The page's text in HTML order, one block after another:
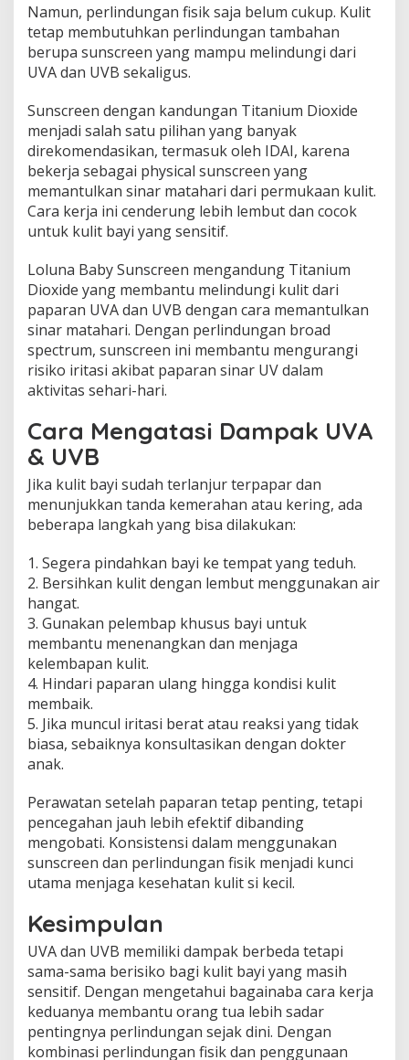
Namun, perlindungan fisik saja belum cukup. Kulit
tetap membutuhkan perlindungan tambahan
berupa sunscreen yang mampu melindungi dari
UVA dan UVB sekaligus.
Sunscreen dengan kandungan Titanium Dioxide
menjadi salah satu pilihan yang banyak
direkomendasikan, termasuk oleh IDAI, karena
bekerja sebagai physical sunscreen yang
memantulkan sinar matahari dari permukaan kulit.
Cara kerja ini cenderung lebih lembut dan cocok
untuk kulit bayi yang sensitif.
Loluna Baby Sunscreen mengandung Titanium
Dioxide yang membantu melindungi kulit dari
paparan UVA dan UVB dengan cara memantulkan
sinar matahari. Dengan perlindungan broad
spectrum, sunscreen ini membantu mengurangi
risiko iritasi akibat paparan sinar UV dalam
aktivitas sehari-hari.
Cara Mengatasi Dampak UVA
& UVB
Jika kulit bayi sudah terlanjur terpapar dan
menunjukkan tanda kemerahan atau kering, ada
beberapa langkah yang bisa dilakukan:
1. Segera pindahkan bayi ke tempat yang teduh.
2. Bersihkan kulit dengan lembut menggunakan air
hangat.
3. Gunakan pelembap khusus bayi untuk
membantu menenangkan dan menjaga
kelembapan kulit.
4. Hindari paparan ulang hingga kondisi kulit
membaik.
5. Jika muncul iritasi berat atau reaksi yang tidak
biasa, sebaiknya konsultasikan dengan dokter
anak.
Perawatan setelah paparan tetap penting, tetapi
pencegahan jauh lebih efektif dibanding
mengobati. Konsistensi dalam menggunakan
sunscreen dan perlindungan fisik menjadi kunci
utama menjaga kesehatan kulit si kecil.
Kesimpulan
UVA dan UVB memiliki dampak berbeda tetapi
sama-sama berisiko bagi kulit bayi yang masih
sensitif. Dengan mengetahui bagainaba cara kerja
keduanya membantu orang tua lebih sadar
pentingnya perlindungan sejak dini. Dengan
kombinasi perlindungan fisik dan penggunaan